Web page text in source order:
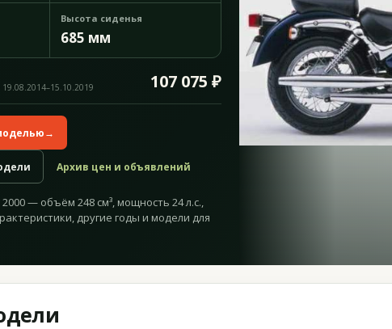
Высота сиденья
685 мм
107 075 ₽
19.08.2014–15.10.2019
→
Архив цен и объявлений
2000 — объём 248 см³, мощность 24 л.с.,
другие годы и модели для